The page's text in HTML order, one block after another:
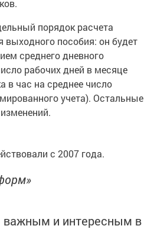
порядок расчета
выходного пособия: он будет
среднего дневного
рабочих дней в месяце
в час на среднее число
учета). Остальные
с 2007 года.
и интересным в